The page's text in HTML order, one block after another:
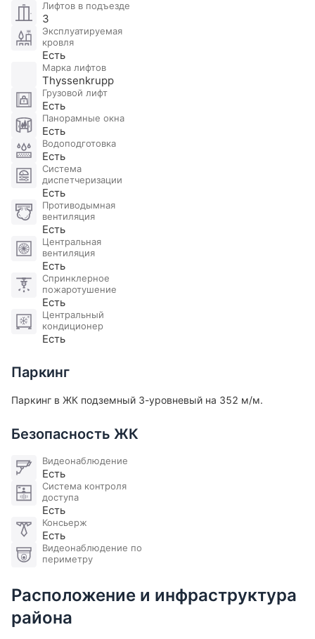
непосредственной близости. Очень удобные
выезды на автомагистрали. Рядом парки и много
прогулочных зон вокруг дома.
Прямая продажа. Никто не прописан. Полная
стоимость в договоре. Торг.
Лифтов в подъезде
3
Эксплуатируемая
кровля
Есть
Марка лифтов
Thyssenkrupp
Грузовой лифт
Есть
Панорамные окна
Есть
Водоподготовка
Есть
Система
диспетчеризации
Есть
Противодымная
вентиляция
Есть
Центральная
вентиляция
Есть
Спринклерное
пожаротушение
Есть
Центральный
кондиционер
Есть
Паркинг
Паркинг в ЖК подземный 3-уровневый на 352 м/м.
Безопасность ЖК
Видеонаблюдение
Есть
Система контроля
доступа
Есть
Консьерж
Есть
Видеонаблюдение по
периметру
Расположение и инфраструктура
района